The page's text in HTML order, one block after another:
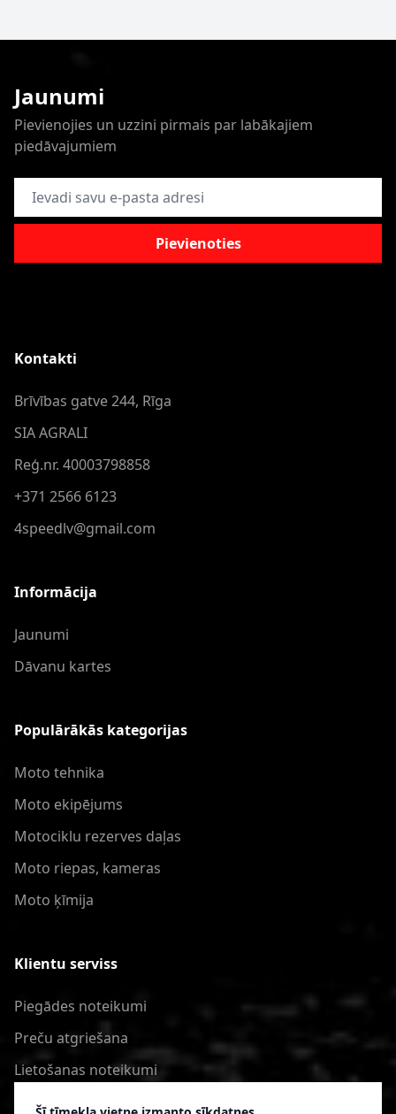
Jaunumi
Pievienojies un uzzini pirmais par labākajiem
piedāvajumiem
E-pasta adrese
Pievienoties
Kontakti
Brīvības gatve 244, Rīga
SIA AGRALI
Reģ.nr. 40003798858
+371 2566 6123
4speedlv@gmail.com
Informācija
Jaunumi
Dāvanu kartes
Populārākās kategorijas
Moto tehnika
Moto ekipējums
Motociklu rezerves daļas
Moto riepas, kameras
Moto ķīmija
Klientu serviss
Piegādes noteikumi
Preču atgriešana
Lietošanas noteikumi
Privātuma politika